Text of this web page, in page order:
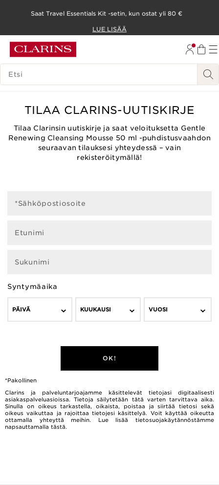
SIIRRY SISÄLTÖÖN
SIIRRY ALATUNNISTEESEEN
Saat Travel Essentials Kit -setin, kun ostat yli 80 €
LUE LISÄÄ
HAKUHISTORIA
TILAA CLARINS-UUTISKIRJE
Tilaa Clarinsin uutiskirje ja saat veloituksetta Gentle
Renewing Cleansing Mousse 50 ml -puhdistusvaahdon
seuraavan tilauksesi yhteydessä – vain
rekisteröitymällä!
*Sähköpostiosoite
Etunimi
Sukunimi
Syntymäaika
PÄIVÄ KUUKAUSI VUOSI
OK!
*Pakollinen
Clarins ja palveluntarjoajamme käsittelevät tietojasi digitaalisesti
asiakaspalveluasioissa. Tietoja säilytetään tätä varten tarvittava aika.
Sinulla on oikeus tarkastella, oikaista, poistaa ja siirtää tietosi sekä
oikeus vaikuttaa ja rajoittaa tietojesi käsittelyä. Voit käyttää oikeutta
ottamalla yhteyttä meihin. Lue lisää tietosuojakäytännöstämme
napsauttamalla tästä.